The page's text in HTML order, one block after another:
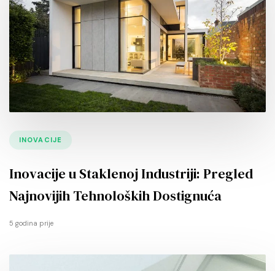
INOVACIJE
Inovacije u Staklenoj Industriji: Pregled
Najnovijih Tehnoloških Dostignuća
5 godina prije